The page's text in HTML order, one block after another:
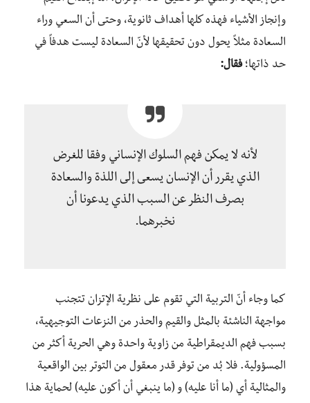
وإنجاز الأشياء فهذه كلها أهداف ثانوية، وحتى أن السعي وراء
السعادة مثلاً يحول دون تحقيقها لأنّ السعادة ليست هدفاً في
حد ذاتها؛فقال:
لأنه لا يمكن فهم السلوك الإنساني وفقا للغرض
الذي يقرر أن الإنسان يسعى إلى اللذة والسعادة
بصرف النظر عن السبب الذي يدعونا أن
نخبرهما.
كما وجاء أنّ التربية التي تقوم على نظرية الإتزان تتجنب
مواجهة الناشئة بالمثل والقيم والحذر من النزعات التوجيهية،
بسبب فهم الديمقراطية من زاوية واحدة وهي الحرية أكثر من
المسؤولية. فلا بُد من توفر قدر معقول من التوتر بين الواقعية
والمثالية أي (ما أنا عليه) و (ما ينبغي أن أكون عليه) لحماية هذا